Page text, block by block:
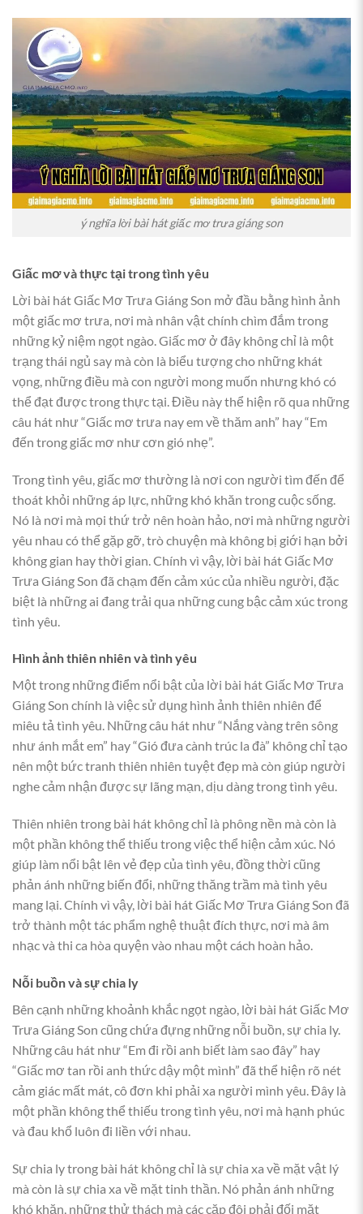
ý nghĩa lời bài hát giấc mơ trưa giáng son
Giấc mơ và thực tại trong tình yêu
Lời bài hát Giấc Mơ Trưa Giáng Son mở đầu bằng hình ảnh
một giấc mơ trưa, nơi mà nhân vật chính chìm đắm trong
những kỷ niệm ngọt ngào. Giấc mơ ở đây không chỉ là một
trạng thái ngủ say mà còn là biểu tượng cho những khát
vọng, những điều mà con người mong muốn nhưng khó có
thể đạt được trong thực tại. Điều này thể hiện rõ qua những
câu hát như “Giấc mơ trưa nay em về thăm anh” hay “Em
đến trong giấc mơ như cơn gió nhẹ”.
Trong tình yêu, giấc mơ thường là nơi con người tìm đến để
thoát khỏi những áp lực, những khó khăn trong cuộc sống.
Nó là nơi mà mọi thứ trở nên hoàn hảo, nơi mà những người
yêu nhau có thể gặp gỡ, trò chuyện mà không bị giới hạn bởi
không gian hay thời gian. Chính vì vậy, lời bài hát Giấc Mơ
Trưa Giáng Son đã chạm đến cảm xúc của nhiều người, đặc
biệt là những ai đang trải qua những cung bậc cảm xúc trong
tình yêu.
Hình ảnh thiên nhiên và tình yêu
Một trong những điểm nổi bật của lời bài hát Giấc Mơ Trưa
Giáng Son chính là việc sử dụng hình ảnh thiên nhiên để
miêu tả tình yêu. Những câu hát như “Nắng vàng trên sông
như ánh mắt em” hay “Gió đưa cành trúc la đà” không chỉ tạo
nên một bức tranh thiên nhiên tuyệt đẹp mà còn giúp người
nghe cảm nhận được sự lãng mạn, dịu dàng trong tình yêu.
Thiên nhiên trong bài hát không chỉ là phông nền mà còn là
một phần không thể thiếu trong việc thể hiện cảm xúc. Nó
giúp làm nổi bật lên vẻ đẹp của tình yêu, đồng thời cũng
phản ánh những biến đổi, những thăng trầm mà tình yêu
mang lại. Chính vì vậy, lời bài hát Giấc Mơ Trưa Giáng Son đã
trở thành một tác phẩm nghệ thuật đích thực, nơi mà âm
nhạc và thi ca hòa quyện vào nhau một cách hoàn hảo.
Nỗi buồn và sự chia ly
Bên cạnh những khoảnh khắc ngọt ngào, lời bài hát Giấc Mơ
Trưa Giáng Son cũng chứa đựng những nỗi buồn, sự chia ly.
Những câu hát như “Em đi rồi anh biết làm sao đây” hay
“Giấc mơ tan rồi anh thức dậy một mình” đã thể hiện rõ nét
cảm giác mất mát, cô đơn khi phải xa người mình yêu. Đây là
một phần không thể thiếu trong tình yêu, nơi mà hạnh phúc
và đau khổ luôn đi liền với nhau.
Sự chia ly trong bài hát không chỉ là sự chia xa về mặt vật lý
mà còn là sự chia xa về mặt tinh thần. Nó phản ánh những
khó khăn, những thử thách mà các cặp đôi phải đối mặt